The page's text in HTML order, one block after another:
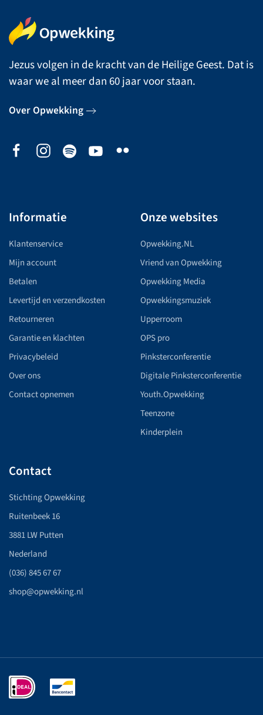
Jezus volgen in de kracht van de Heilige Geest. Dat is
waar we al meer dan 60 jaar voor staan.
Over Opwekking
Informatie
Klantenservice
Mijn account
Betalen
Levertijd en verzendkosten
Retourneren
Garantie en klachten
Privacybeleid
Over ons
Contact opnemen
Onze websites
Opwekking.NL
Vriend van Opwekking
Opwekking Media
Opwekkingsmuziek
Upperroom
OPS pro
Pinksterconferentie
Digitale Pinksterconferentie
Youth.Opwekking
Teenzone
Kinderplein
Contact
Stichting Opwekking
Ruitenbeek 16
3881 LW Putten
Nederland
(036) 845 67 67
shop@opwekking.nl